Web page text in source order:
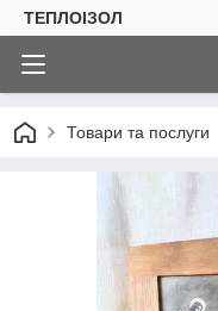
ТЕПЛОIЗОЛ
Товари та послуги